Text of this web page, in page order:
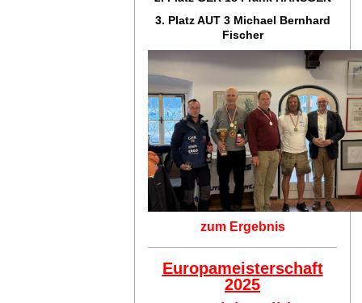
3. Platz AUT 3 Michael Bernhard
Fischer
zum Ergebnis
Europameisterschaft
2025